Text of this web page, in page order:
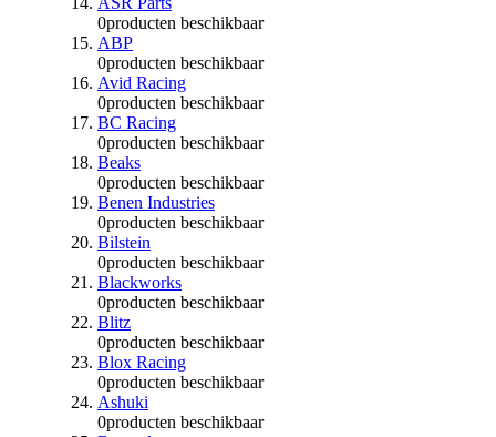
0producten beschikbaar
ABP
0producten beschikbaar
Avid Racing
0producten beschikbaar
BC Racing
0producten beschikbaar
Beaks
0producten beschikbaar
Benen Industries
0producten beschikbaar
Bilstein
0producten beschikbaar
Blackworks
0producten beschikbaar
Blitz
0producten beschikbaar
Blox Racing
0producten beschikbaar
Ashuki
0producten beschikbaar